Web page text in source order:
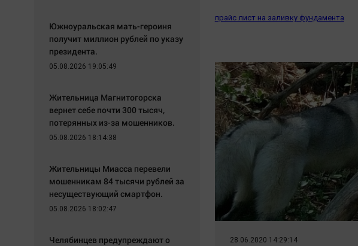
прайс лист на заливку фундамента
28.06.2020 14:29:14
Южноуральская мать-героиня
получит миллион рублей по указу
президента.
05.08.2026 19:05:49
Жительница Магнитогорска
вернет себе почти 300 тысяч,
потерянных из-за мошенников.
05.08.2026 18:14:38
Жительницы Миасса перевели
мошенникам 84 тысячи рублей за
несуществующий смартфон.
05.08.2026 18:02:47
Челябинцев предупреждают о